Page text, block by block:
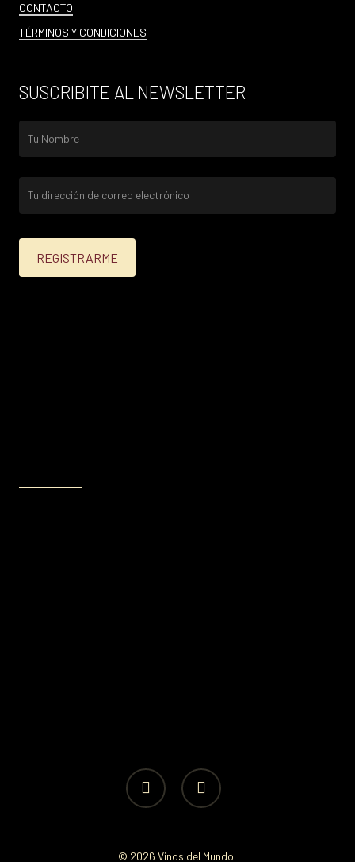
CONTACTO
TÉRMINOS Y CONDICIONES
SUSCRIBITE AL NEWSLETTER
facebook instagram
© 2026 Vinos del Mundo.